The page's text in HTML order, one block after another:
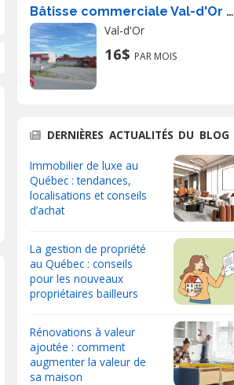
Bâtisse commerciale Val-d'Or À Louer
Val-d'Or
16$ PAR MOIS
DERNIÈRES ACTUALITÉS DU BLOG
Immobilier de luxe au
Québec : tendances,
localisations et conseils
d’achat
La gestion de propriété
au Québec : conseils
pour les nouveaux
propriétaires bailleurs
Rénovations à valeur
ajoutée : comment
augmenter la valeur de
sa maison